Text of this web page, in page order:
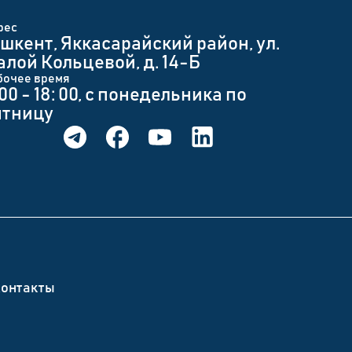
Яккасарайский район, ул.
Кольцевой, д. 14-Б
время
- 18: 00, с понедельника по